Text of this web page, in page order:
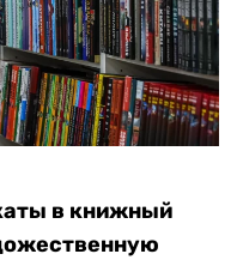
в книжный